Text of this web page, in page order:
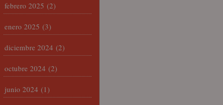
febrero 2025 (2)
enero 2025 (3)
diciembre 2024 (2)
octubre 2024 (2)
junio 2024 (1)